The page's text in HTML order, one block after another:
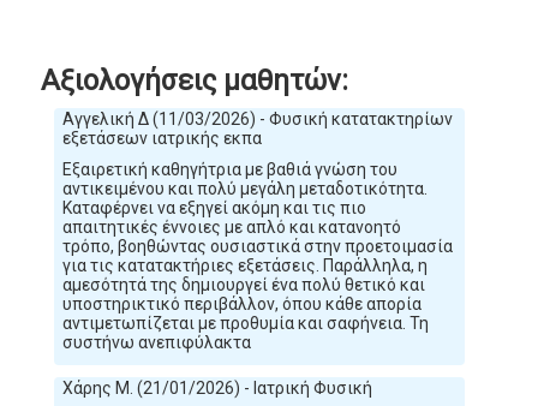
Αξιολογήσεις μαθητών:
Αγγελική Δ (11/03/2026) - Φυσική κατατακτηρίων
εξετάσεων ιατρικής εκπα
Εξαιρετική καθηγήτρια με βαθιά γνώση του
αντικειμένου και πολύ μεγάλη μεταδοτικότητα.
Καταφέρνει να εξηγεί ακόμη και τις πιο
απαιτητικές έννοιες με απλό και κατανοητό
τρόπο, βοηθώντας ουσιαστικά στην προετοιμασία
για τις κατατακτήριες εξετάσεις. Παράλληλα, η
αμεσότητά της δημιουργεί ένα πολύ θετικό και
υποστηρικτικό περιβάλλον, όπου κάθε απορία
αντιμετωπίζεται με προθυμία και σαφήνεια. Τη
συστήνω ανεπιφύλακτα
Χάρης Μ. (21/01/2026) - Ιατρική Φυσική